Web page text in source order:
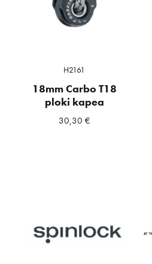
H2161
18mm Carbo T18
ploki kapea
30,30 €